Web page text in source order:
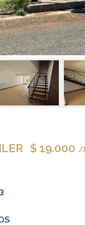
$ 19.000 /